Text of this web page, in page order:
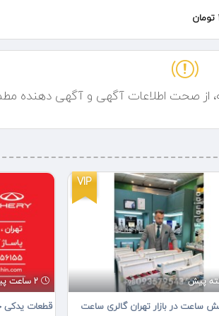
از صحت اطلاعات آگهی و آگهی دهنده
2 ساعت پیش
قطعات یدکی
VIP
ساعت در بازار تهران گالری ساعت